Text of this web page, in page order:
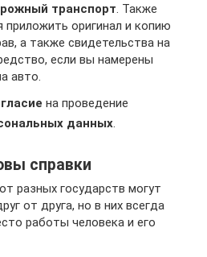
транспорт. Также
приложить оригинал и копию
а также свидетельства на
если вы намерены
авто.
на проведение
данных.
справки
разных государств могут
от друга, но в них всегда
работы человека и его